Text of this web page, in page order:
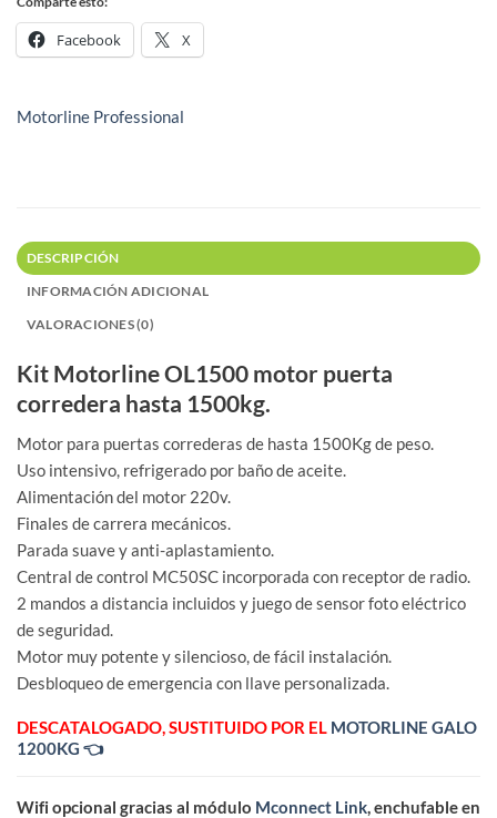
Facebook X
Motorline Professional
DESCRIPCIÓN
INFORMACIÓN ADICIONAL
VALORACIONES (0)
Kit Motorline OL1500 motor puerta
corredera hasta 1500kg.
Motor para puertas correderas de hasta 1500Kg de peso.
Uso intensivo, refrigerado por baño de aceite.
Alimentación del motor 220v.
Finales de carrera mecánicos.
Parada suave y anti-aplastamiento.
Central de control MC50SC incorporada con receptor de radio.
2 mandos a distancia incluidos y juego de sensor foto eléctrico
de seguridad.
Motor muy potente y silencioso, de fácil instalación.
Desbloqueo de emergencia con llave personalizada.
DESCATALOGADO, SUSTITUIDO POR EL MOTORLINE GALO
1200KG 👈
Wifi opcional gracias al módulo Mconnect Link, enchufable en